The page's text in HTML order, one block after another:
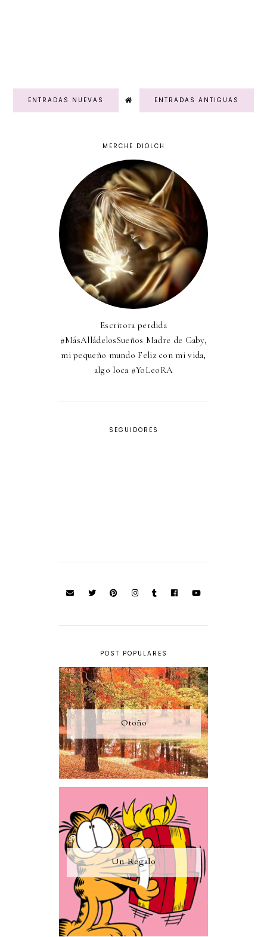
ENTRADAS NUEVAS ENTRADAS ANTIGUAS
MERCHE DIOLCH
Escritora perdida
#MásAlládelosSueños Madre de Gaby,
mi pequeño mundo Feliz con mi vida,
algo loca #YoLeoRA
SEGUIDORES
POST POPULARES
Otoño
Un Regalo